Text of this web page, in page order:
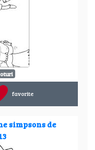
favorite
simpsons de